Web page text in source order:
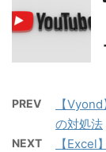
PREV
【
の対処法
NEXT 【Excel